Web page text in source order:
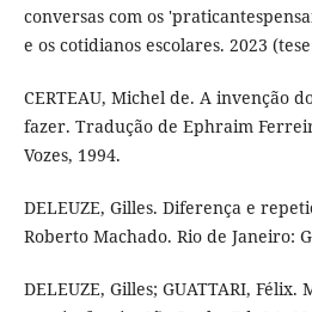
conversas com os
e os cotidianos escolares. 2023
CERTEAU, Michel de. A invenção
fazer. Tradução de Ephraim
Vozes, 1994.
DELEUZE, Gilles. Diferença e
Roberto Machado. Rio de Janeiro:
DELEUZE, Gilles; GUATTARI,